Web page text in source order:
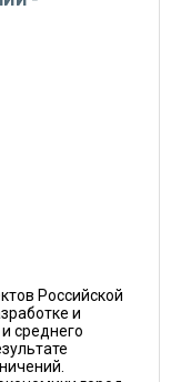
Российской
и
среднего